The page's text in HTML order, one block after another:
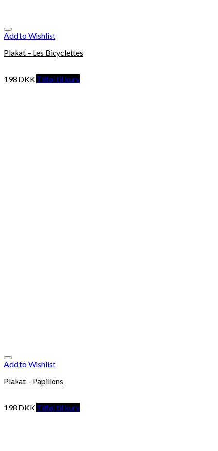
Add to Wishlist
Plakat – Les Bicyclettes
198 DKK Tilføj til kurv
Add to Wishlist
Plakat – Papillons
198 DKK Tilføj til kurv